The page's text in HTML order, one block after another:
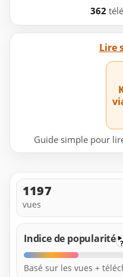
362
Lire
Guide simple pour
1197
vues
Indice de popularité ?
Basé sur les vues +